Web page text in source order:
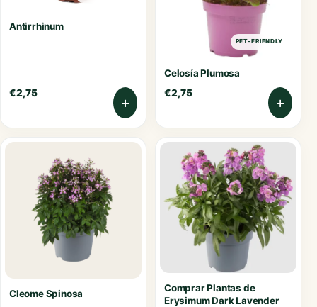
Antirrhinum
€2,75
+
PET-FRIENDLY
Celosía Plumosa
€2,75
+
Cleome Spinosa
Comprar Plantas de
Erysimum Dark Lavender